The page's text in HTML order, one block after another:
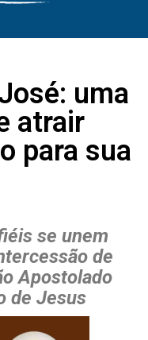
uma
atrair
para sua
se unem
de
Apostolado
de Jesus